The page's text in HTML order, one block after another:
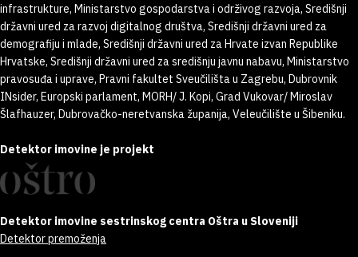
infrastrukture, Ministarstvo gospodarstva i održivog razvoja, Središnji
državni ured za razvoj digitalnog društva, Središnji državni ured za
demografiju i mlade, Središnji državni ured za Hrvate izvan Republike
Hrvatske, Središnji državni ured za središnju javnu nabavu, Ministarstvo
pravosuđa i uprave, Pravni fakultet Sveučilišta u Zagrebu, Dubrovnik
INsider, Europski parlament, MORH/ J. Kopi, Grad Vukovar/ Miroslav
Šlafhauzer, Dubrovačko-neretvanska županija, Veleučilište u Šibeniku.
Detektor imovine je projekt
Detektor imovine sestrinskog centra Oštra u Sloveniji
Detektor premoženja